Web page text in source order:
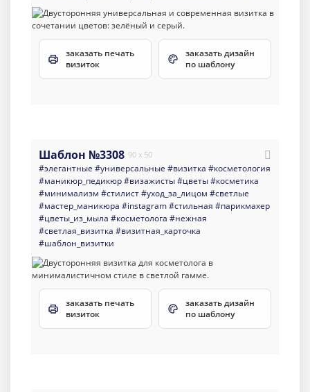
заказать печать
визиток
заказать дизайн
по шаблону
Шаблон №3308 90 x 50
#элегантные #универсальные #визитка #косметология
#маникюр_педикюр#визажисты#цветы#косметика
#минимализм #стилист#уход_за_лицом #светлые
#мастер_маникюра #instagram#стильная #парикмахер
#цветы_из_мыла #косметолога #нежная
#светлая_визитка #визитная_карточка
#шаблон_визитки
заказать печать
визиток
заказать дизайн
по шаблону